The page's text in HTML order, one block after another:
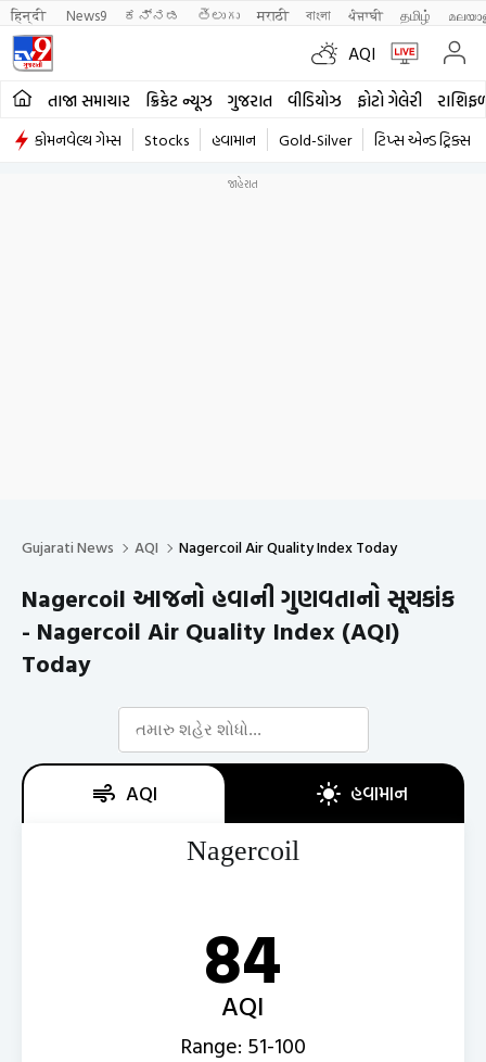
हिन्दी News9 ಕನ್ನಡ తెలుగు मराठी বাংলা ਪੰਜਾਬੀ தமிழ்
AQI
તાજા સમાચાર ક્રિકેટ ન્યૂઝ ગુજરાત વીડિયોઝ ફોટો ગેલેરી
કોમનવેલ્થ ગેમ્સ Stocks હવામાન Gold-Silver ટિપ્સ એન્ડ ટ્રિક્સ
Gujarati News AQI Nagercoil Air Quality Index Today
Nagercoil આજનો હવાની ગુણવતાનો સૂચકાંક
- Nagercoil Air Quality Index (AQI)
Today
AQI હવામાન
Nagercoil
84
AQI
Range: 51-100